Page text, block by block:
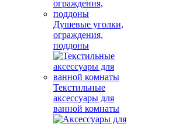
Душевые уголки,
ограждения,
поддоны
Текстильные
аксессуары для
ванной комнаты